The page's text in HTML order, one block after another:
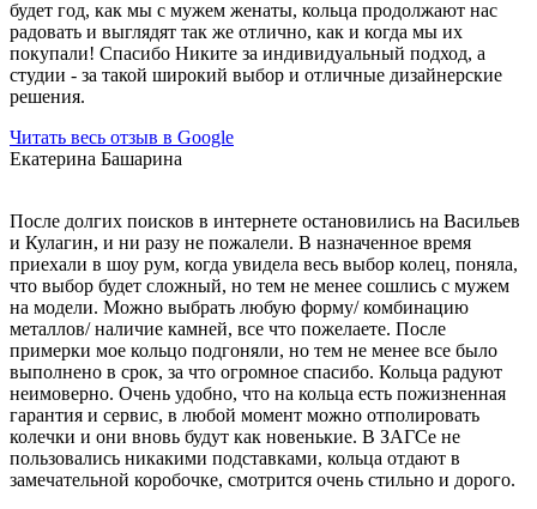
будет год, как мы с мужем женаты, кольца продолжают нас
радовать и выглядят так же отлично, как и когда мы их
покупали! Спасибо Никите за индивидуальный подход, а
студии - за такой широкий выбор и отличные дизайнерские
решения.
Читать весь отзыв в Google
Екатерина Башарина
После долгих поисков в интернете остановились на Васильев
и Кулагин, и ни разу не пожалели. В назначенное время
приехали в шоу рум, когда увидела весь выбор колец, поняла,
что выбор будет сложный, но тем не менее сошлись с мужем
на модели. Можно выбрать любую форму/ комбинацию
металлов/ наличие камней, все что пожелаете. После
примерки мое кольцо подгоняли, но тем не менее все было
выполнено в срок, за что огромное спасибо. Кольца радуют
неимоверно. Очень удобно, что на кольца есть пожизненная
гарантия и сервис, в любой момент можно отполировать
колечки и они вновь будут как новенькие. В ЗАГСе не
пользовались никакими подставками, кольца отдают в
замечательной коробочке, смотрится очень стильно и дорого.